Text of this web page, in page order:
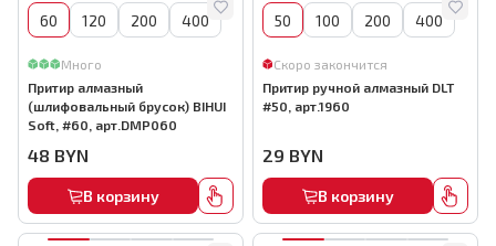
60 120 200 400
Много
Притир алмазный
(шлифовальный брусок) BIHUI
Soft, #60, арт.DMP060
48 BYN
В корзину
50 100 200 400
Скоро закончится
Притир ручной алмазный DLT
#50, арт.1960
29 BYN
В корзину